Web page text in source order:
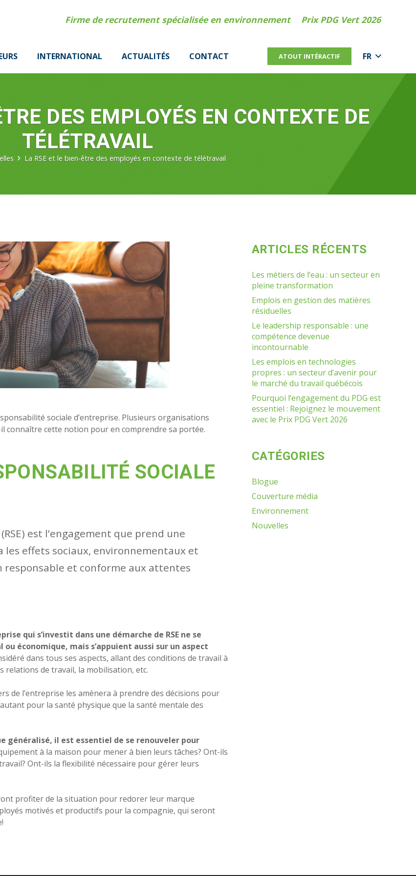
Firme de recrutement spécialisée en environnement Prix PDG Vert 2026
INTERNATIONAL ACTUALITÉS CONTACT ATOUT INTÉRACTIF FR
DES EMPLOYÉS EN CONTEXTE DE
TÉLÉTRAVAIL
La RSE et le bien-être des employés en contexte de télétravail
sociale d’entreprise. Plusieurs organisations
connaître cette notion pour en comprendre sa portée.
SOCIALE
est l’engagement que prend une
effets sociaux, environnementaux et
responsable et conforme aux attentes
qui s’investit dans une démarche de RSE ne se
économique, mais s’appuient aussi sur un aspect
dans tous ses aspects, allant des conditions de travail à
relations de travail, la mobilisation, etc.
de l’entreprise les amènera à prendre des décisions pour
pour la santé physique que la santé mentale des
généralisé, il est essentiel de se renouveler pour
à la maison pour mener à bien leurs tâches? Ont-ils
Ont-ils la flexibilité nécessaire pour gérer leurs
profiter de la situation pour redorer leur marque
motivés et productifs pour la compagnie, qui seront
ARTICLES RÉCENTS
Les métiers de l’eau : un secteur en
pleine transformation
Emplois en gestion des matières
résiduelles
Le leadership responsable : une
compétence devenue
incontournable
Les emplois en technologies
propres : un secteur d’avenir pour
le marché du travail québécois
Pourquoi l’engagement du PDG est
essentiel : Rejoignez le mouvement
avec le Prix PDG Vert 2026
CATÉGORIES
Blogue
Couverture média
Environnement
Nouvelles